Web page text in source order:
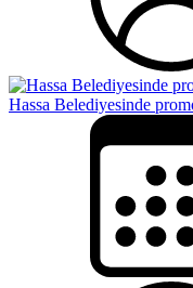
Hassa Belediyesinde